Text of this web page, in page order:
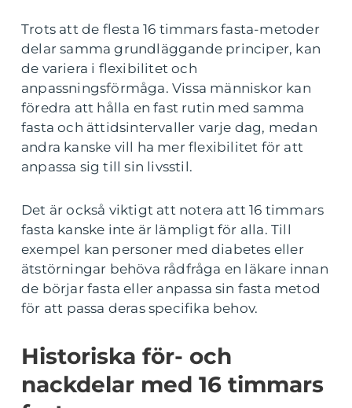
Trots att de flesta 16 timmars fasta-metoder
delar samma grundläggande principer, kan
de variera i flexibilitet och
anpassningsförmåga. Vissa människor kan
föredra att hålla en fast rutin med samma
fasta och ättidsintervaller varje dag, medan
andra kanske vill ha mer flexibilitet för att
anpassa sig till sin livsstil.
Det är också viktigt att notera att 16 timmars
fasta kanske inte är lämpligt för alla. Till
exempel kan personer med diabetes eller
ätstörningar behöva rådfråga en läkare innan
de börjar fasta eller anpassa sin fasta metod
för att passa deras specifika behov.
Historiska för- och
nackdelar med 16 timmars